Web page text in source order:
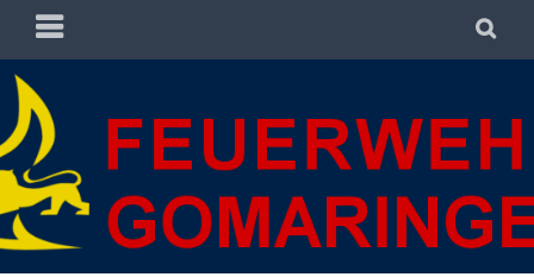
Zum
springen
PRIMÄRES
MENÜ
FREIWILLIGE
FEUERWEHR
GOMARINGEN
FREIWILLIGE FEUERWEHR GOMARINGEN